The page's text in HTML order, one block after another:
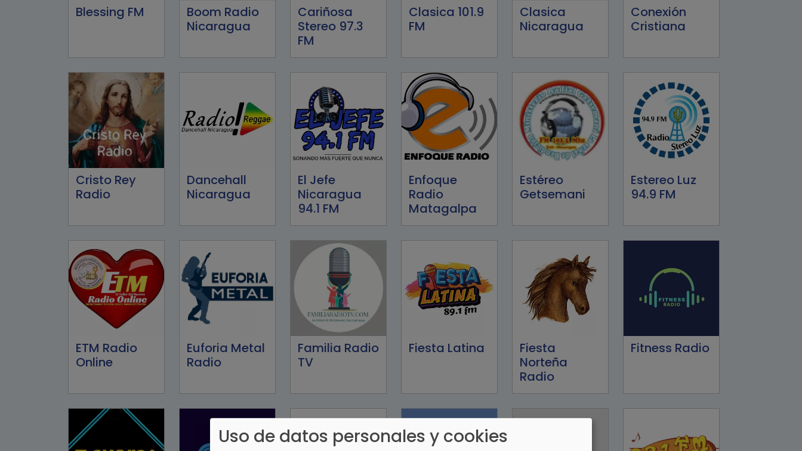
Blessing FM
Boom Radio
Nicaragua
Cariñosa
Stereo 97.3
FM
Clasica 101.9
FM
Clasica
Nicaragua
Conexión
Cristiana
Cristo Rey
Radio
Dancehall
Nicaragua
El Jefe
Nicaragua
94.1 FM
Enfoque
Radio
Matagalpa
Estéreo
Getsemani
Estereo Luz
94.9 FM
ETM Radio
Online
Euforia Metal
Radio
Familia Radio
TV
Fiesta Latina
Fiesta
Norteña
Radio
Fitness Radio
Uso de datos personales y cookies